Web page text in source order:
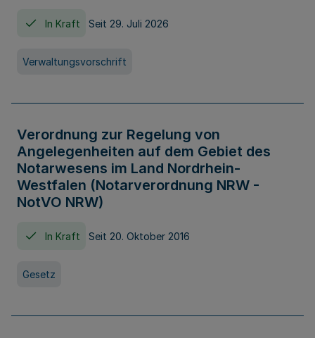
In Kraft Seit 29. Juli 2026
Verwaltungsvorschrift
Verordnung zur Regelung von
Angelegenheiten auf dem Gebiet des
Notarwesens im Land Nordrhein-
Westfalen (Notarverordnung NRW -
NotVO NRW)
In Kraft Seit 20. Oktober 2016
Gesetz